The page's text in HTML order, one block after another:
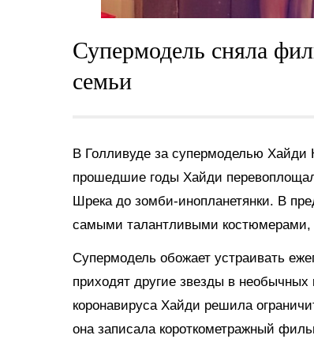
Супермодель сняла
семьи
В Голливуде за супермоделью Хайди
прошедшие годы Хайди
Шрека до зомби-инопланетянки. В
самыми талантливыми костюмерами,
Супермодель обожает устраивать
приходят другие звезды в
коронавируса Хайди решила
она записала короткометражный